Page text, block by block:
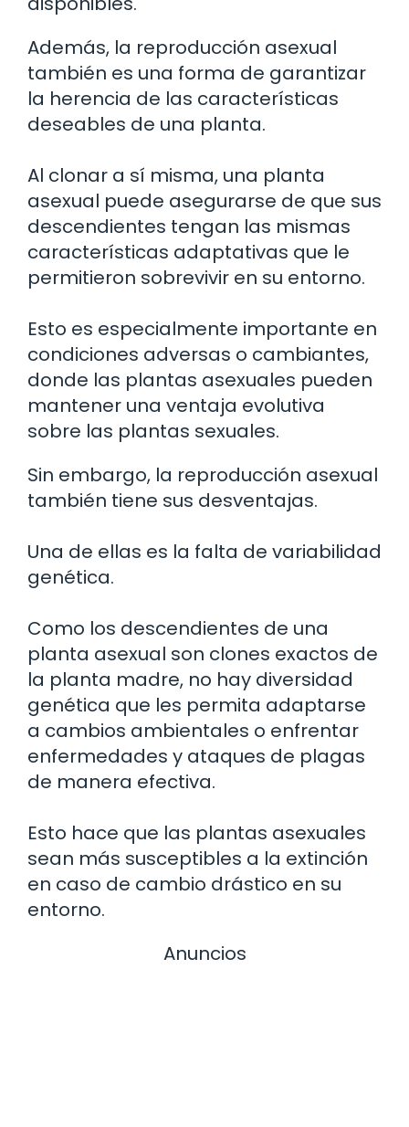
Además, la reproducción asexual
también es una forma de garantizar
la herencia de las características
deseables de una planta.
Al clonar a sí misma, una planta
asexual puede asegurarse de que sus
descendientes tengan las mismas
características adaptativas que le
permitieron sobrevivir en su entorno.
Esto es especialmente importante en
condiciones adversas o cambiantes,
donde las plantas asexuales pueden
mantener una ventaja evolutiva
sobre las plantas sexuales.
Sin embargo, la reproducción asexual
también tiene sus desventajas.
Una de ellas es la falta de variabilidad
genética.
Como los descendientes de una
planta asexual son clones exactos de
la planta madre, no hay diversidad
genética que les permita adaptarse
a cambios ambientales o enfrentar
enfermedades y ataques de plagas
de manera efectiva.
Esto hace que las plantas asexuales
sean más susceptibles a la extinción
en caso de cambio drástico en su
entorno.
Anuncios